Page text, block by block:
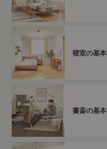
寝室の基本
書斎の基本